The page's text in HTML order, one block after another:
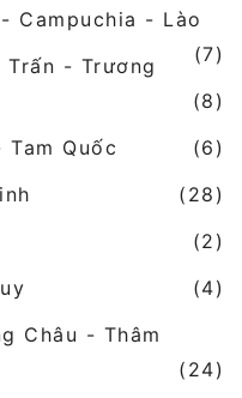
Campuchia - Lào
(7)
Trấn - Trương
(8)
Quốc
(6)
(28)
(2)
(4)
Châu - Thâm
(24)